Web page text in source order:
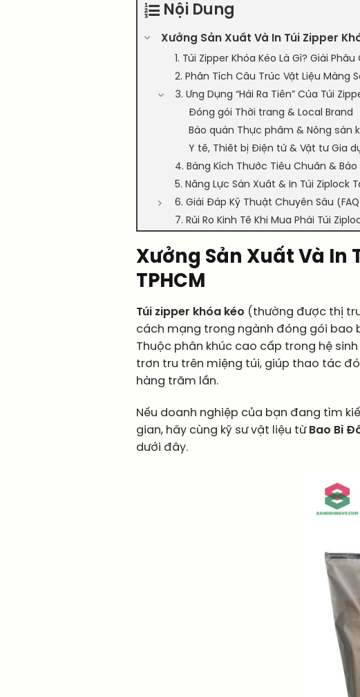
Nội Dung
Xưởng Sản Xuất Và In Túi Zipper
1. Túi Zipper Khóa Kéo Là Gì? Giải
2. Phân Tích Cấu Trúc Vật Liệu Màng
3. Ứng Dụng “Hái Ra Tiền” Của Túi
Đóng gói Thời trang & Local Brand
Bảo quản Thực phẩm & Nông sản
Y tế, Thiết bị Điện tử & Vật tư Gia
4. Bảng Kích Thước Tiêu Chuẩn & Báo
5. Năng Lực Sản Xuất & In Túi Ziplock
6. Giải Đáp Kỹ Thuật Chuyên Sâu
7. Rủi Ro Kinh Tế Khi Mua Phải Túi
Xưởng Sản Xuất Và In
TPHCM
Túi zipper khóa kéo (thường được thị
cách mạng trong ngành đóng gói bao
Thuộc phân khúc cao cấp trong hệ
trơn tru trên miệng túi, giúp thao tác
hàng trăm lần.
Nếu doanh nghiệp của bạn đang tìm
gian, hãy cùng kỹ sư vật liệu từ Bao Bì
dưới đây.